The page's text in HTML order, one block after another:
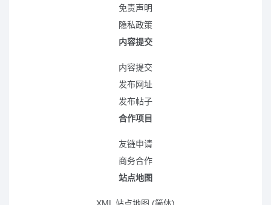
免责声明
隐私政策
内容提交
内容提交
发布网址
发布帖子
合作项目
友链申请
商务合作
站点地图